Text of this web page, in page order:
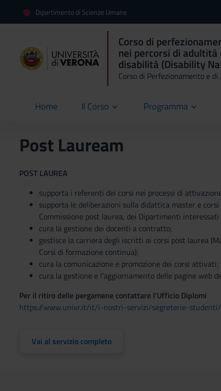
Dipartimento di Scienze Umane
Corso di
nei percorsi di adultità
disabilità (Disability
Corso di Perfezionamento e
Home
current Il Corso Programma
Post Lauream
POST LAUREA
supporta i referenti dei corsi nei processi di
supporta le deliberazioni sulla didattica master e
Commissione post laurea, dei Dipartimenti
cura la gestione dei docenti a contratto;
gestisce la carriera degli iscritti ai corsi post laurea
Corsi di formazione continua);
cura la comunicazione e promozione dei corsi attivati;
cura la gestione e l'aggiornamento delle pagine web
Per il ritiro delle pergamene contattare l'Ufficio Diplomi
https://www.univr.it/it/i-nostri-servizi/segreterie-
Vai al servizio completo